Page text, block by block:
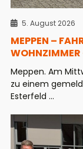
5. August 2026
MEPPEN –
WOHNZIMMER
Meppen. Am
zu einem
Esterfeld ...